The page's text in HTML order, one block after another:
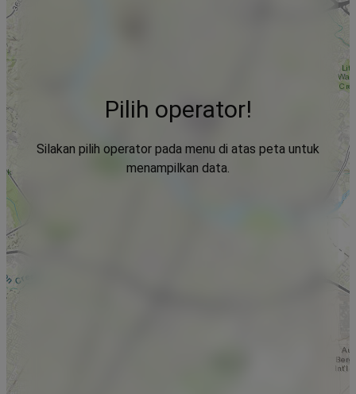
Pilih operator!
Silakan pilih operator pada menu di atas peta untuk
menampilkan data.